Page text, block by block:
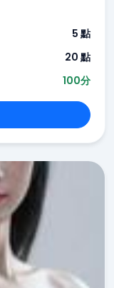
5 點
20 點
100分